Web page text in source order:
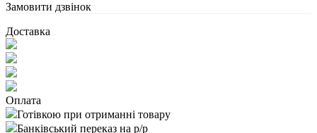
Замовити дзвінок
Доставка
Оплата
Готівкою при отриманні товару
Банківський переказ на р/р